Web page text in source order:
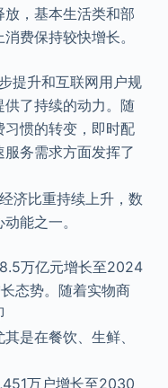
，基本生活类和部
费保持较快增长。
提升和互联网用户规
了持续的动力。随
惯的转变，即时配
务需求方面发挥了
济比重持续上升，数
能之一。
万亿元增长至2024
态势。随着实物商
是在餐饮、生鲜、
万户增长至2030